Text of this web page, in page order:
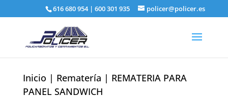
616 680 954|600 301 935 policer@policer.es
Inicio | Rematería | REMATERIA PARA
PANEL SANDWICH